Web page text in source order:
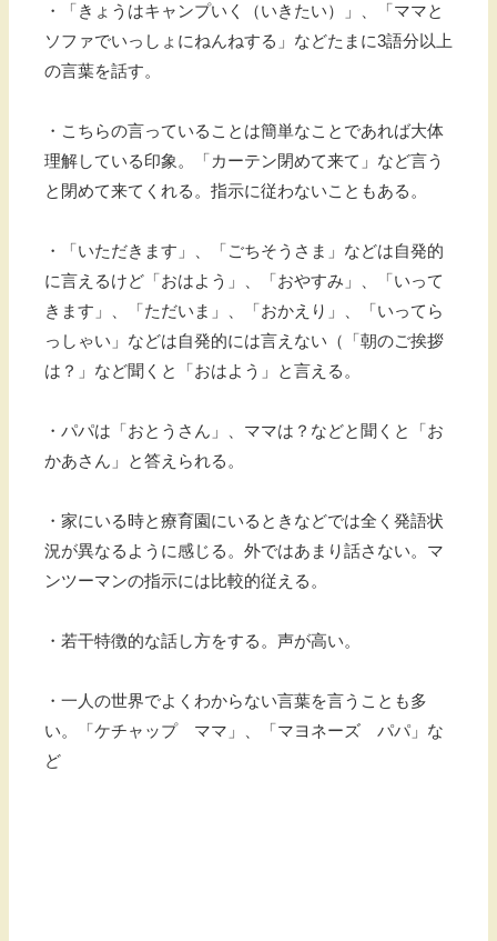
・「きょうはキャンプいく（いきたい）」、「ママと
ソファでいっしょにねんねする」などたまに3語分以上
の言葉を話す。
・こちらの言っていることは簡単なことであれば大体
理解している印象。「カーテン閉めて来て」など言う
と閉めて来てくれる。指示に従わないこともある。
・「いただきます」、「ごちそうさま」などは自発的
に言えるけど「おはよう」、「おやすみ」、「いって
きます」、「ただいま」、「おかえり」、「いってら
っしゃい」などは自発的には言えない（「朝のご挨拶
は？」など聞くと「おはよう」と言える。
・パパは「おとうさん」、ママは？などと聞くと「お
かあさん」と答えられる。
・家にいる時と療育園にいるときなどでは全く発語状
況が異なるように感じる。外ではあまり話さない。マ
ンツーマンの指示には比較的従える。
・若干特徴的な話し方をする。声が高い。
・一人の世界でよくわからない言葉を言うことも多
い。「ケチャップ ママ」、「マヨネーズ パパ」な
ど